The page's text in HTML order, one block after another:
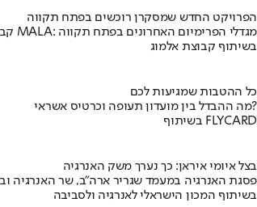
הפרויקט החדש שמסקרן רוכשים בפתח תקווה
קבוצת אלמוג מציגה את פרויקט MALA: מגדלי הפרימיום האחרונים בפתח תקווה
בשיתוף קבוצת אלמוג
כל ההטבות שמגיעות לכם
מה ההבדל בין מועדון תעופה וכרטיס אשראי?
בשיתוף FLYCARD
בצל איומי איראן: כך נערך משק האנרגיה
פסגת האנרגיה במעמד שגריר ארה"ב, שר האנרגיה
בשיתוף המכון הישראלי לאנרגיה ולסביבה